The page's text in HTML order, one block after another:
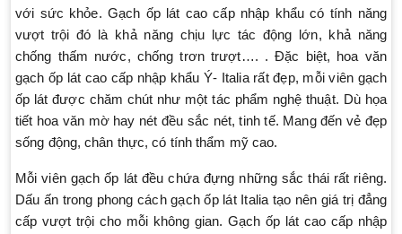
với sức khỏe. Gạch ốp lát cao cấp nhập khẩu có tính năng
vượt trội đó là khả năng chịu lực tác động lớn, khả năng
chống thấm nước, chống trơn trượt…. . Đặc biệt, hoa văn
gạch ốp lát cao cấp nhập khẩu Ý- Italia rất đẹp, mỗi viên gạch
ốp lát được chăm chút như một tác phẩm nghệ thuật. Dù họa
tiết hoa văn mờ hay nét đều sắc nét, tinh tế. Mang đến vẻ đẹp
sống động, chân thực, có tính thẩm mỹ cao.
Mỗi viên gạch ốp lát đều chứa đựng những sắc thái rất riêng.
Dấu ấn trong phong cách gạch ốp lát Italia tạo nên giá trị đẳng
cấp vượt trội cho mỗi không gian. Gạch ốp lát cao cấp nhập